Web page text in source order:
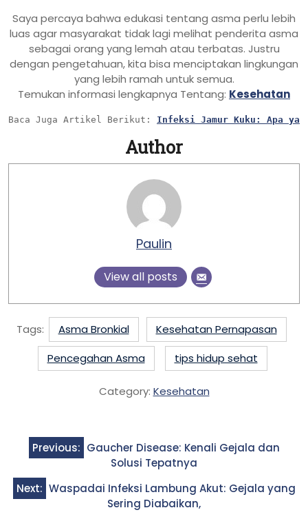
Saya percaya bahwa edukasi tentang asma perlu lebih
luas agar masyarakat tidak lagi melihat penderita asma
sebagai orang yang lemah atau terbatas. Justru
dengan pengetahuan, kita bisa menciptakan lingkungan
yang lebih ramah untuk semua.
Temukan informasi lengkapnya Tentang: Kesehatan
Baca Juga Artikel Berikut: Infeksi Jamur Kuku: Apa
Author
Paulin
View all posts
Tags: Asma Bronkial
Kesehatan Pernapasan
Pencegahan Asma
tips hidup sehat
Category: Kesehatan
Post
navigation
Previous: Gaucher Disease: Kenali Gejala dan
Solusi Tepatnya
Next: Waspadai Infeksi Lambung Akut: Gejala yang
Sering Diabaikan,